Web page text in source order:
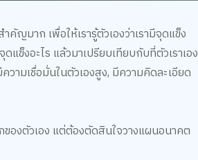
คัญมาก เพื่อให้เรารู้ตัวเองว่าเรามีจุดแข็ง
ข็งอะไร แล้วมาเปรียบเทียบกับที่ตัวเราเอง
ามเชื่อมั่นในตัวเองสูง, มีความคิดละเอียด
ของตัวเอง แต่ต้องตัดสินใจวางแผนอนาคต